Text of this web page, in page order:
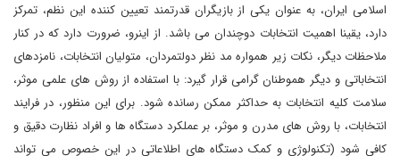
اسلامی ایران، به عنوان یکی از بازیگران قدرتمند تعیین کننده این نظم، تمرکز
دارد، یقینا اهمیت انتخابات دوچندان می باشد. از اینرو، ضرورت دارد که در کنار
ملاحظات دیگر، نکات زیر همواره مد نظر دولتمردان، متولیان انتخابات، نامزدهای
انتخاباتی و دیگر هموطنان گرامی قرار گیرد: با استفاده از روش های علمی موثر،
سلامت کلیه انتخابات به حداکثر ممکن رسانده شود. برای این منظور، در فرایند
انتخابات، با روش های مدرن و موثر، بر عملکرد دستگاه ها و افراد نظارت دقیق و
کافی شود (تکنولوژی و کمک دستگاه های اطلاعاتی در این خصوص می تواند